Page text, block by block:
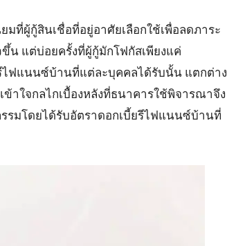
ที่ผู้กู้สินเชื่อที่อยู่อาศัยเลือกใช้เพื่อลดภาระ
น แต่บ่อยครั้งที่ผู้กู้มักโฟกัสเพียงแค่
ไฟแนนซ์บ้านที่แต่ละบุคคลได้รับนั้น แตกต่าง
าใจกลไกเบื้องหลังที่ธนาคารใช้พิจารณาจึง
รมโดยได้รับอัตราดอกเบี้ยรีไฟแนนซ์บ้านที่